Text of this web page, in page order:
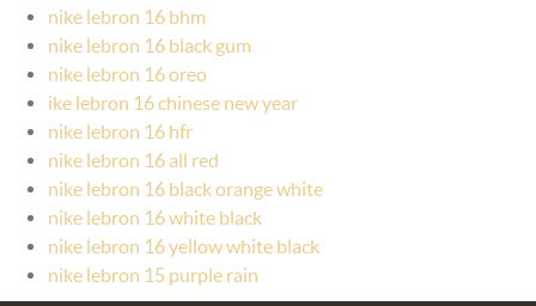
nike lebron 16 bhm
nike lebron 16 black gum
nike lebron 16 oreo
ike lebron 16 chinese new year
nike lebron 16 hfr
nike lebron 16 all red
nike lebron 16 black orange white
nike lebron 16 white black
nike lebron 16 yellow white black
nike lebron 15 purple rain